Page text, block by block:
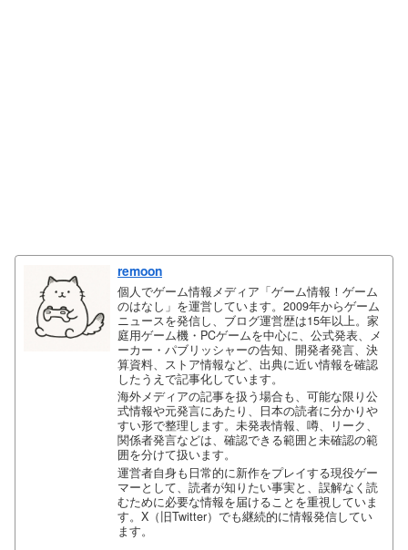
remoon
個人でゲーム情報メディア「ゲーム情報！ゲーム
のはなし」を運営しています。2009年からゲーム
ニュースを発信し、ブログ運営歴は15年以上。家
庭用ゲーム機・PCゲームを中心に、公式発表、メ
ーカー・パブリッシャーの告知、開発者発言、決
算資料、ストア情報など、出典に近い情報を確認
したうえで記事化しています。
海外メディアの記事を扱う場合も、可能な限り公
式情報や元発言にあたり、日本の読者に分かりや
すい形で整理します。未発表情報、噂、リーク、
関係者発言などは、確認できる範囲と未確認の範
囲を分けて扱います。
運営者自身も日常的に新作をプレイする現役ゲー
マーとして、読者が知りたい事実と、誤解なく読
むために必要な情報を届けることを重視していま
す。X（旧Twitter）でも継続的に情報発信してい
ます。